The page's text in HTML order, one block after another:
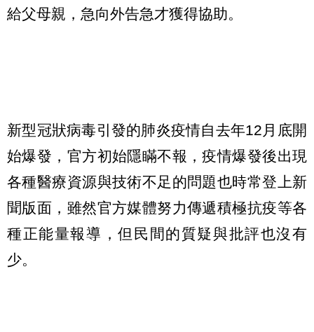
給父母親，急向外告急才獲得協助。
新型冠狀病毒引發的肺炎疫情自去年12月底開
始爆發，官方初始隱瞞不報，疫情爆發後出現
各種醫療資源與技術不足的問題也時常登上新
聞版面，雖然官方媒體努力傳遞積極抗疫等各
種正能量報導，但民間的質疑與批評也沒有
少。